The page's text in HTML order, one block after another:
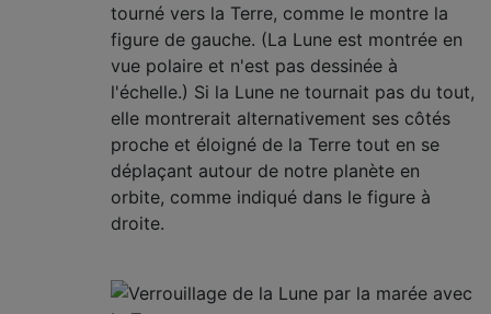
tourné vers la Terre, comme le montre la
figure de gauche. (La Lune est montrée en
vue polaire et n'est pas dessinée à
l'échelle.) Si la Lune ne tournait pas du tout,
elle montrerait alternativement ses côtés
proche et éloigné de la Terre tout en se
déplaçant autour de notre planète en
orbite, comme indiqué dans le figure à
droite.